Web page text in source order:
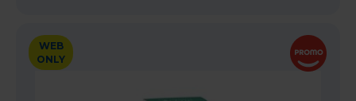
WEB
ONLY